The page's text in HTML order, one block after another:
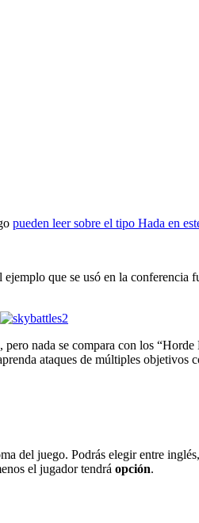
pueden leer sobre el tipo Hada en
que se usó en la
nada se compara con los
ataques de múltiples
del juego. Podrás elegir entre
el jugador tendrá opción.